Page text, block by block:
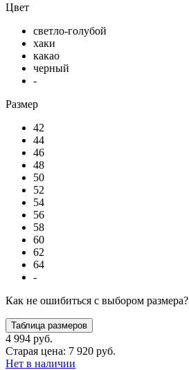
Цвет
светло-голубой
хаки
какао
черный
-
Размер
42
44
46
48
50
52
54
56
58
60
62
64
-
Как не ошибиться с выбором размера?
Таблица размеров
4 994 руб.
Старая цена: 7 920 руб.
Нет в наличии